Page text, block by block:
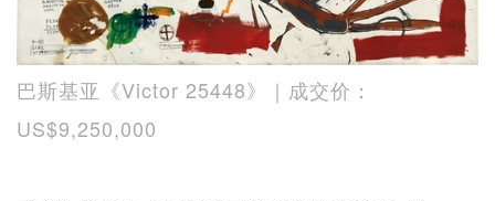
巴斯基亚《Victor 25448》｜成交价：
US$9,250,000